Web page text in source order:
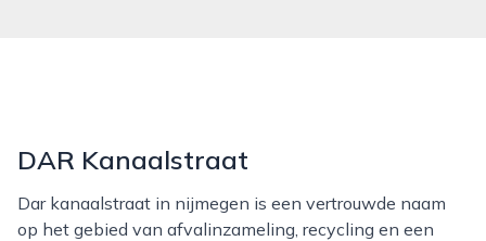
DAR Kanaalstraat
Dar kanaalstraat in nijmegen is een vertrouwde naam
op het gebied van afvalinzameling, recycling en een